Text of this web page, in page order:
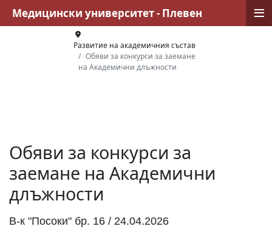
Развитие на академичния състав
Обяви за конкурси за заемане
на Академични длъжности
Обяви за конкурси за
заемане на Академични
длъжности
В-к "Посоки" бр. 16 / 24.04.2026
Медицински университет - Плевен ≡